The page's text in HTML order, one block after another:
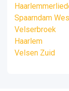
Spaarndam
Velserbroek
Haarlem
Velsen Zuid